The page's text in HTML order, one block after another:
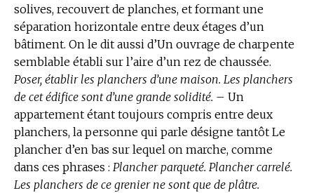
solives, recouvert de planches, et formant une
séparation horizontale entre deux étages d’un
bâtiment. On le dit aussi d’Un ouvrage de charpente
semblable établi sur l’aire d’un rez de chaussée.
Poser, établir les planchers d’une maison. Les planchers
de cet édifice sont d’une grande solidité. – Un
appartement étant toujours compris entre deux
planchers, la personne qui parle désigne tantôt Le
plancher d’en bas sur lequel on marche, comme
dans ces phrases : Plancher parqueté. Plancher carrelé.
Les planchers de ce grenier ne sont que de plâtre.